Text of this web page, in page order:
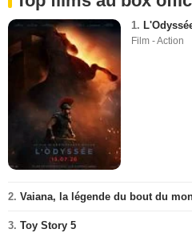
1.
Film - Action
2. Vaiana, la légende du bout du
3. Toy Story 5